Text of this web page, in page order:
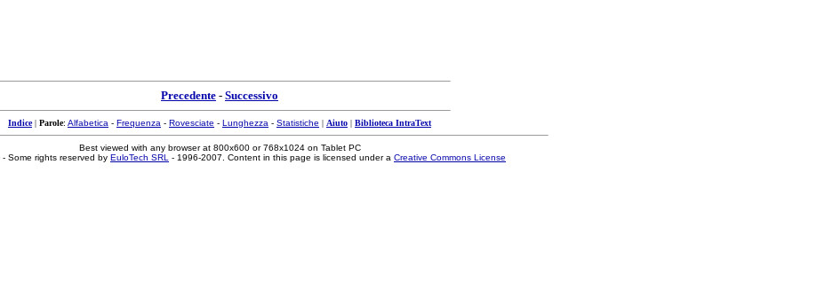
Precedente - Successivo
Indice| Parole: Alfabetica - Frequenza - Rovesciate - Lunghezza - Statistiche | Aiuto | Biblioteca IntraText
Best viewed with any browser at 800x600 or 768x1024 on Tablet PC
Some rights reserved by EuloTech SRL - 1996-2007. Content in this page is licensed under a Creative Commons License